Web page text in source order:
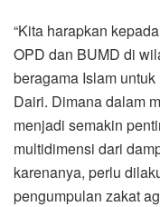
“Kita harapkan
OPD dan BUMD di
beragama Islam
Dairi. Dimana dalam
menjadi semakin
multidimensi dari
karenanya, perlu
pengumpulan zakat